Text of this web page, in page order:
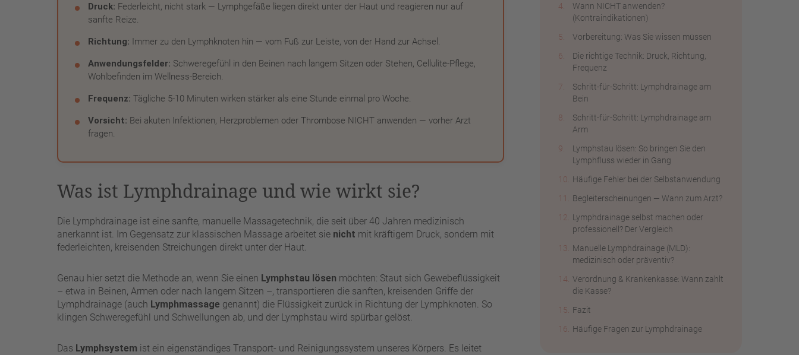
Wann NICHT anwenden?
(Kontraindikationen)
Vorbereitung: Was Sie wissen müssen
Die richtige Technik: Druck, Richtung,
Frequenz
Schritt-für-Schritt: Lymphdrainage am
Bein
Schritt-für-Schritt: Lymphdrainage am
Arm
Lymphstau lösen: So bringen Sie den
Lymphfluss wieder in Gang
Häufige Fehler bei der Selbstanwendung
Begleiterscheinungen — Wann zum Arzt?
Lymphdrainage selbst machen oder
professionell? Der Vergleich
Manuelle Lymphdrainage (MLD):
medizinisch oder präventiv?
Verordnung & Krankenkasse: Wann zahlt
die Kasse?
Fazit
Häufige Fragen zur Lymphdrainage
Druck: Federleicht, nicht stark — Lymphgefäße liegen direkt unter der Haut und reagieren nur auf
sanfte Reize.
Richtung: Immer zu den Lymphknoten hin — vom Fuß zur Leiste, von der Hand zur Achsel.
Anwendungsfelder: Schweregefühl in den Beinen nach langem Sitzen oder Stehen, Cellulite-Pflege,
Wohlbefinden im Wellness-Bereich.
Frequenz: Tägliche 5-10 Minuten wirken stärker als eine Stunde einmal pro Woche.
Vorsicht: Bei akuten Infektionen, Herzproblemen oder Thrombose NICHT anwenden — vorher Arzt
fragen.
Was ist Lymphdrainage und wie wirkt sie?
Die Lymphdrainage ist eine sanfte, manuelle Massagetechnik, die seit über 40 Jahren medizinisch
anerkannt ist. Im Gegensatz zur klassischen Massage arbeitet sie nicht mit kräftigem Druck, sondern mit
federleichten, kreisenden Streichungen direkt unter der Haut.
Genau hier setzt die Methode an, wenn Sie einen Lymphstau lösen möchten: Staut sich Gewebeflüssigkeit
– etwa in Beinen, Armen oder nach langem Sitzen –, transportieren die sanften, kreisenden Griffe der
Lymphdrainage (auch Lymphmassage genannt) die Flüssigkeit zurück in Richtung der Lymphknoten. So
klingen Schweregefühl und Schwellungen ab, und der Lymphstau wird spürbar gelöst.
Das Lymphsystem ist ein eigenständiges Transport- und Reinigungssystem unseres Körpers. Es leitet